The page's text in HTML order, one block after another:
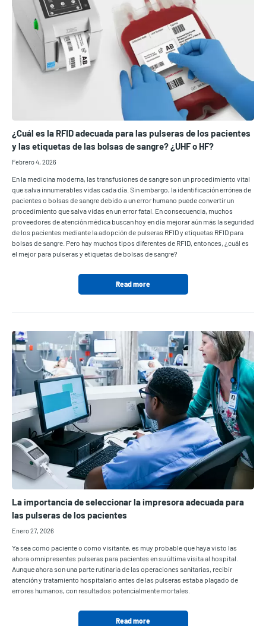
¿Cuál es la RFID adecuada para las pulseras de los pacientes
y las etiquetas de las bolsas de sangre? ¿UHF o HF?
Febrero 4, 2026
En la medicina moderna, las transfusiones de sangre son un procedimiento vital
que salva innumerables vidas cada día. Sin embargo, la identificación errónea de
pacientes o bolsas de sangre debido a un error humano puede convertir un
procedimiento que salva vidas en un error fatal. En consecuencia, muchos
proveedores de atención médica buscan hoy en día mejorar aún más la seguridad
de los pacientes mediante la adopción de pulseras RFID y etiquetas RFID para
bolsas de sangre. Pero hay muchos tipos diferentes de RFID, entonces, ¿cuál es
el mejor para pulseras y etiquetas de bolsas de sangre?
Read more
La importancia de seleccionar la impresora adecuada para
las pulseras de los pacientes
Enero 27, 2026
Ya sea como paciente o como visitante, es muy probable que haya visto las
ahora omnipresentes pulseras para pacientes en su última visita al hospital.
Aunque ahora son una parte rutinaria de las operaciones sanitarias, recibir
atención y tratamiento hospitalario antes de las pulseras estaba plagado de
errores humanos, con resultados potencialmente mortales.
Read more